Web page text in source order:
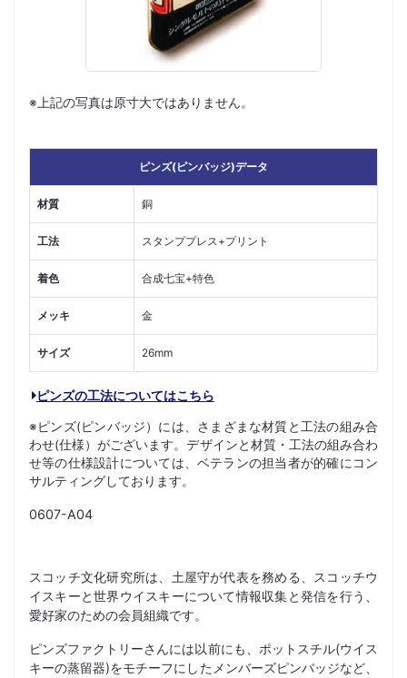
※上記の写真は原寸大ではありません。
ピンズ(ピンバッジ)データ
材質 銅
工法 スタンププレス+プリント
着色 合成七宝+特色
メッキ 金
サイズ 26mm
ピンズの工法についてはこちら
※ピンズ(ピンバッジ）には、さまざまな材質と工法の組み合
わせ(仕様）がございます。デザインと材質・工法の組み合わ
せ等の仕様設計については、ベテランの担当者が的確にコン
サルティングしております。
0607-A04
スコッチ文化研究所は、土屋守が代表を務める、スコッチウ
イスキーと世界ウイスキーについて情報収集と発信を行う、
愛好家のための会員組織です。
ピンズファクトリーさんには以前にも、ポットスチル(ウイス
キーの蒸留器)をモチーフにしたメンバーズピンバッジなど、